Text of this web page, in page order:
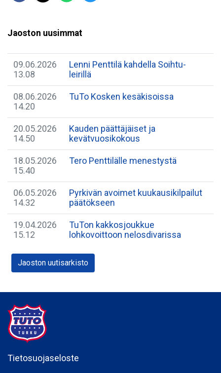
Jaoston uusimmat
09.06.2026
13.08
Lenni Penttilä kahdella Soihtu-
leirillä
08.06.2026
14.20
TuTo Kosken kesäkisoissa
20.05.2026
14.50
Kauden päättäjäiset ja
kevätvuosikokous
18.05.2026
15.40
Tero Penttilälle menestystä
06.05.2026
14.32
Pyrkivän avoimet kuukausikilpailut
päätökseen
19.04.2026
15.12
TuTon kakkosjoukkue
lohkovoittoon nelosdivarissa
Jaoston uutisarkisto
Tietosuojaseloste